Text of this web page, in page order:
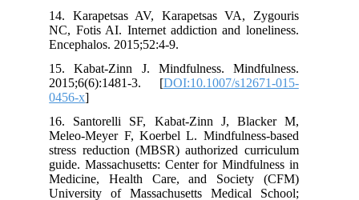
14. Karapetsas AV, Karapetsas VA,
NC, Fotis AI. Internet addiction and
Encephalos. 2015;52:4-9.
15. Kabat-Zinn J. Mindfulness.
2015;6(6):1481-3. [DOI:10.1007/
16. Santorelli SF, Kabat-Zinn J,
Meleo-Meyer F, Koerbel L.
stress reduction (MBSR) authorized
guide. Massachusetts: Center for
Medicine, Health Care, and
University of Massachusetts